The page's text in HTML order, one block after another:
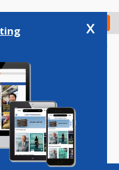
Check in
Vacatures
x